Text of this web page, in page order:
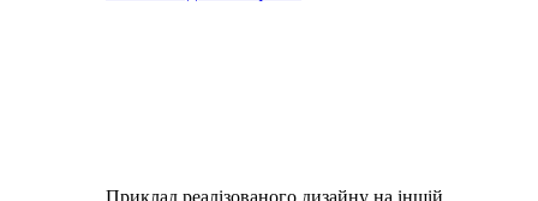
Приклад реалізованого дизайну на іншій